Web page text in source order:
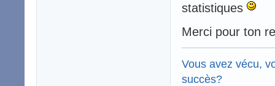
statistiques
Merci pour ton
Vous avez vécu,
succès?